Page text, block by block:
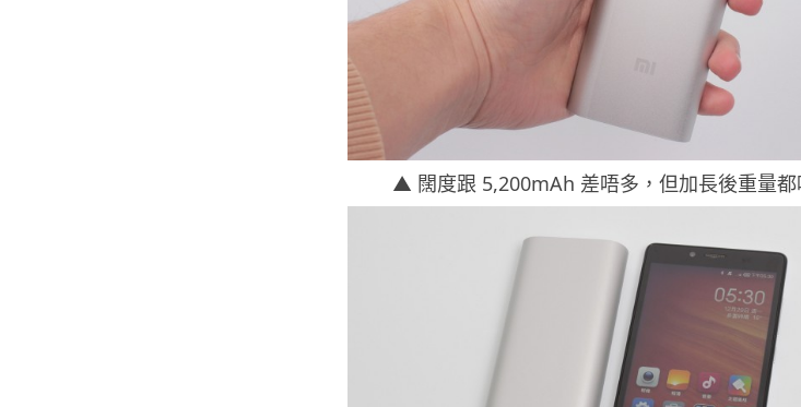
▲ 闊度跟 5,200mAh 差唔多，但加長後重量